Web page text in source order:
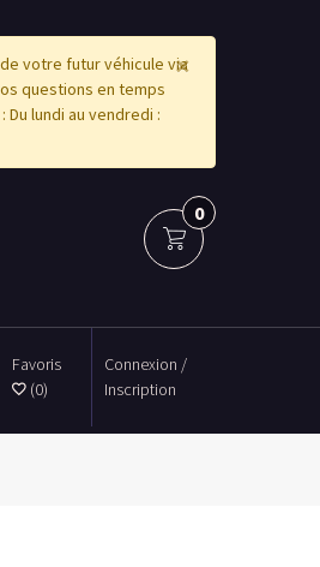
votre futur véhicule via
questions en temps
Du lundi au vendredi :
×
0
Favoris
(0)
Connexion /
Inscription